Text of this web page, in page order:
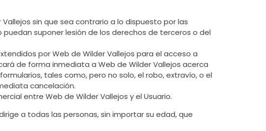
sin que sea contrario a lo dispuesto por las
suponer lesión de los derechos de terceros o del
por Web de Wilder Vallejos para el acceso a
de forma inmediata a Web de Wilder Vallejos acerca
tales como, pero no solo, el robo, extravío, o el
cancelación.
entre Web de Wilder Vallejos y el Usuario.
a todas las personas, sin importar su edad, que